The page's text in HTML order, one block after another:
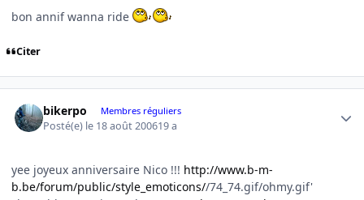
bon annif wanna ride
Citer
bikerpo Membres réguliers
Posté(e) le 18 août 200619 a
yee joyeux anniversaire Nico !!! http://www.b-m-
b.be/forum/public/style_emoticons//74_74.gif/ohmy.gif'